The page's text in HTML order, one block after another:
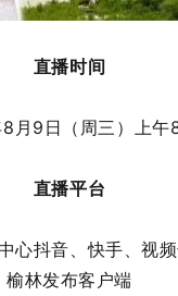
直播时间
月9日（周三）上午
直播平台
心抖音、快手、视频
榆林发布客户端